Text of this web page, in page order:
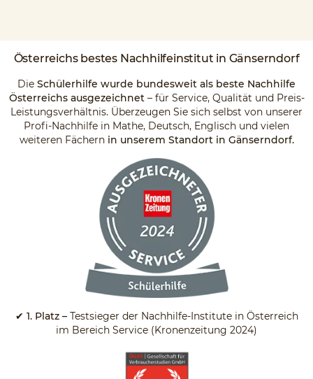
Österreichs bestes Nachhilfeinstitut in Gänserndorf
Die Schülerhilfe wurde bundesweit als beste Nachhilfe
Österreichs ausgezeichnet– für Service, Qualität und Preis-
Leistungsverhältnis. Überzeugen Sie sich selbst von unserer
Profi-Nachhilfe in Mathe, Deutsch, Englisch und vielen
weiteren Fächern in unserem Standort in Gänserndorf.
✔ 1. Platz – Testsieger der Nachhilfe-Institute in Österreich
im Bereich Service (Kronenzeitung 2024)